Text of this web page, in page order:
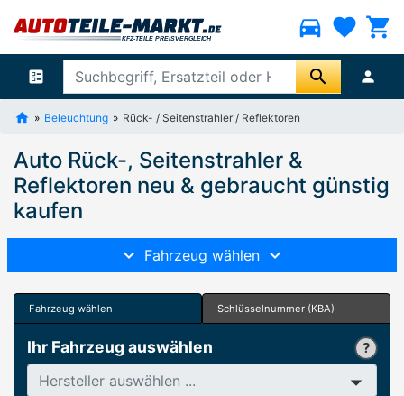
directions_car favorite shopping_cart
ballot search person
Beleuchtung Rück- / Seitenstrahler / Reflektoren
Auto Rück-, Seitenstrahler &
Reflektoren neu & gebraucht günstig
kaufen
Fahrzeug wählen
Fahrzeug wählen Schlüsselnummer (KBA)
Ihr Fahrzeug auswählen
Hersteller